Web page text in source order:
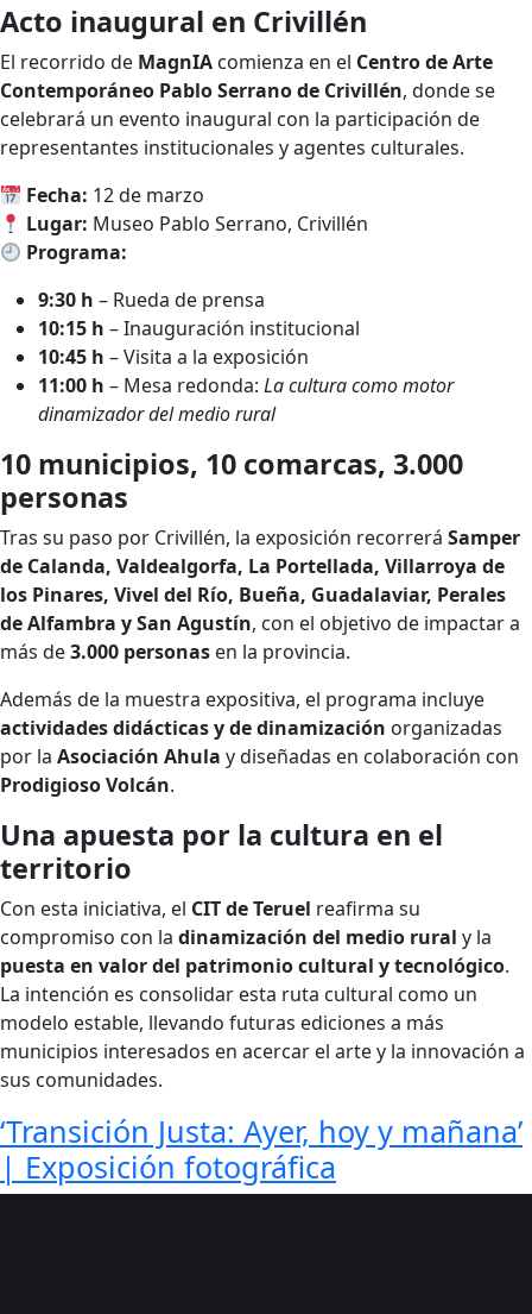
Acto inaugural en Crivillén
El recorrido de MagnIA comienza en el Centro de Arte
Contemporáneo Pablo Serrano de Crivillén, donde se
celebrará un evento inaugural con la participación de
representantes institucionales y agentes culturales.
Fecha: 12 de marzo
Lugar: Museo Pablo Serrano, Crivillén
Programa:
9:30 h – Rueda de prensa
10:15 h – Inauguración institucional
10:45 h – Visita a la exposición
11:00 h – Mesa redonda: La cultura como motor
dinamizador del medio rural
10 municipios, 10 comarcas, 3.000
personas
Tras su paso por Crivillén, la exposición recorrerá Samper
de Calanda, Valdealgorfa, La Portellada, Villarroya de
los Pinares, Vivel del Río, Bueña, Guadalaviar, Perales
de Alfambra y San Agustín, con el objetivo de impactar a
más de3.000 personas en la provincia.
Además de la muestra expositiva, el programa incluye
actividades didácticas y de dinamización organizadas
por la Asociación Ahula y diseñadas en colaboración con
Prodigioso Volcán.
Una apuesta por la cultura en el
territorio
Con esta iniciativa, el CIT de Teruel reafirma su
compromiso con la dinamización del medio rural y la
puesta en valor del patrimonio cultural y tecnológico.
La intención es consolidar esta ruta cultural como un
modelo estable, llevando futuras ediciones a más
municipios interesados en acercar el arte y la innovación a
sus comunidades.
‘Transición Justa: Ayer, hoy y mañana’
| Exposición fotográfica